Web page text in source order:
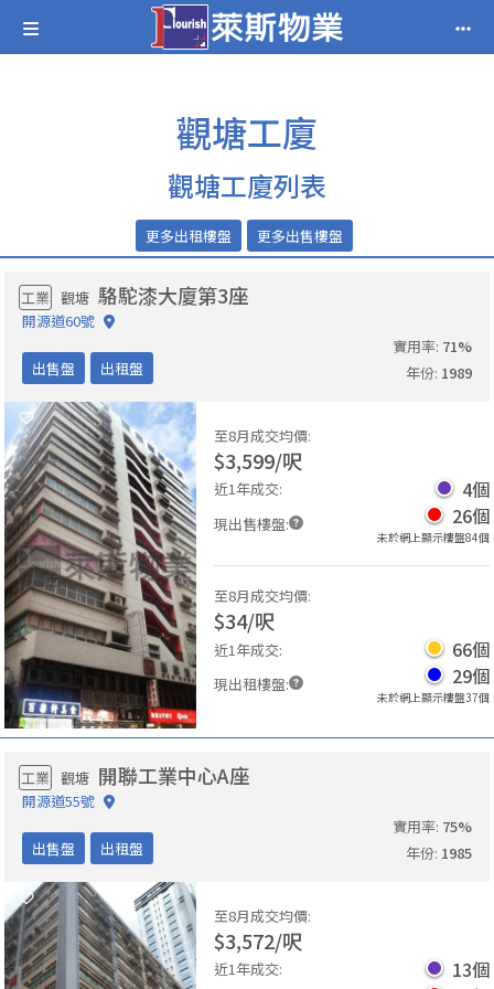
觀塘工廈
觀塘工廈列表
更多出租樓盤 更多出售樓盤
工業 觀塘 駱駝漆大廈第3座
開源道60號
出售盤 出租盤
實用率: 71%
年份: 1989
至8月成交均價:
$3,599/呎
近1年成交: 4個
現出售樓盤: 26個
未於網上顯示樓盤84個
至8月成交均價:
$34/呎
近1年成交: 66個
現出租樓盤: 29個
未於網上顯示樓盤37個
工業 觀塘 開聯工業中心A座
開源道55號
出售盤 出租盤
實用率: 75%
年份: 1985
至8月成交均價:
$3,572/呎
近1年成交: 13個